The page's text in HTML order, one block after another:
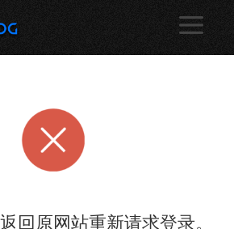
回原网站重新请求登录。